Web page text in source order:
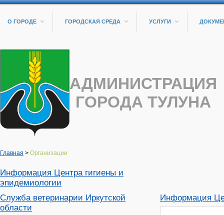
О ГОРОДЕ ГОРОДСКАЯ СРЕДА УСЛУГИ
АДМИНИСТРАЦИЯ
ГОРОДА ТУЛУНА
Главная > Организации
Информация Центра гигиены и
эпидемиологии
Служба ветеринарии Иркутской
области
Информация